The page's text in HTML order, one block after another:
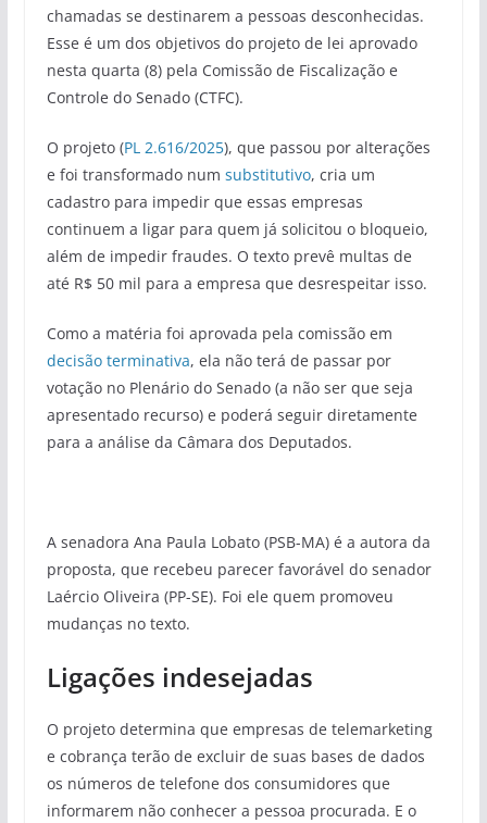
chamadas se destinarem a pessoas desconhecidas.
Esse é um dos objetivos do projeto de lei aprovado
nesta quarta (8) pela Comissão de Fiscalização e
Controle do Senado (CTFC).
O projeto (PL 2.616/2025), que passou por alterações
e foi transformado num substitutivo, cria um
cadastro para impedir que essas empresas
continuem a ligar para quem já solicitou o bloqueio,
além de impedir fraudes. O texto prevê multas de
até R$ 50 mil para a empresa que desrespeitar isso.
Como a matéria foi aprovada pela comissão em
decisão terminativa, ela não terá de passar por
votação no Plenário do Senado (a não ser que seja
apresentado recurso) e poderá seguir diretamente
para a análise da Câmara dos Deputados.
A senadora Ana Paula Lobato (PSB-MA) é a autora da
proposta, que recebeu parecer favorável do senador
Laércio Oliveira (PP-SE). Foi ele quem promoveu
mudanças no texto.
Ligações indesejadas
O projeto determina que empresas de telemarketing
e cobrança terão de excluir de suas bases de dados
os números de telefone dos consumidores que
informarem não conhecer a pessoa procurada. E o